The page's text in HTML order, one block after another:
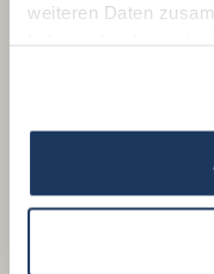
weiteren Daten